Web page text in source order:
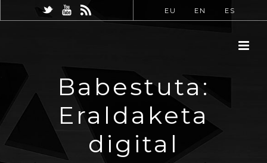
EU EN ES
Babestuta:
Eraldaketa
digital